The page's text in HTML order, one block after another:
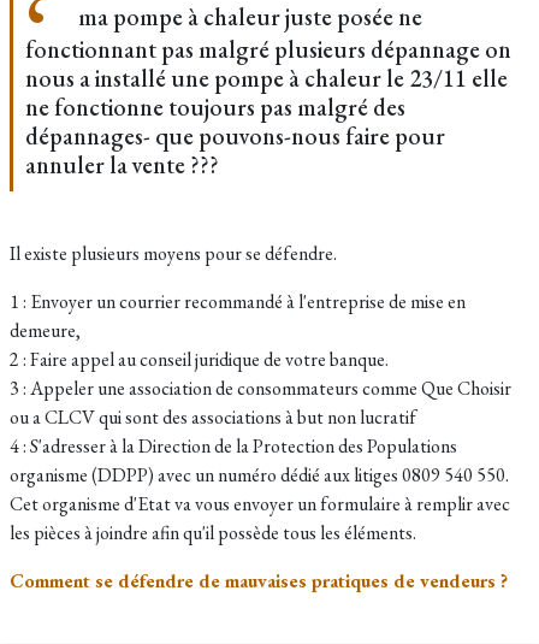
ma pompe à chaleur juste posée ne
fonctionnant pas malgré plusieurs dépannage on
nous a installé une pompe à chaleur le 23/11 elle
ne fonctionne toujours pas malgré des
dépannages- que pouvons-nous faire pour
annuler la vente ???
Il existe plusieurs moyens pour se défendre.
1 : Envoyer un courrier recommandé à l'entreprise de mise en
demeure,
2 : Faire appel au conseil juridique de votre banque.
3 : Appeler une association de consommateurs comme Que Choisir
ou a CLCV qui sont des associations à but non lucratif
4 : S'adresser à la Direction de la Protection des Populations
organisme (DDPP) avec un numéro dédié aux litiges 0809 540 550.
Cet organisme d'Etat va vous envoyer un formulaire à remplir avec
les pièces à joindre afin qu'il possède tous les éléments.
Comment se défendre de mauvaises pratiques de vendeurs ?